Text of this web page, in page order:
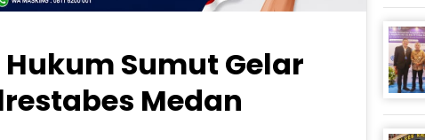
Sumut Gelar
Medan